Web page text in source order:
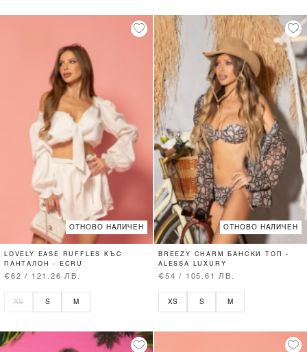
ОТНОВО НАЛИЧЕН
LOVELY EASE RUFFLES КЪС
ПАНТАЛОН - ECRU
€62 / 121.26 ЛВ.
XS S M
ОТНОВО НАЛИЧЕН
BREEZY CHARM БАНСКИ ТОП -
ALESSA LUXURY
€54 / 105.61 ЛВ.
XS S M